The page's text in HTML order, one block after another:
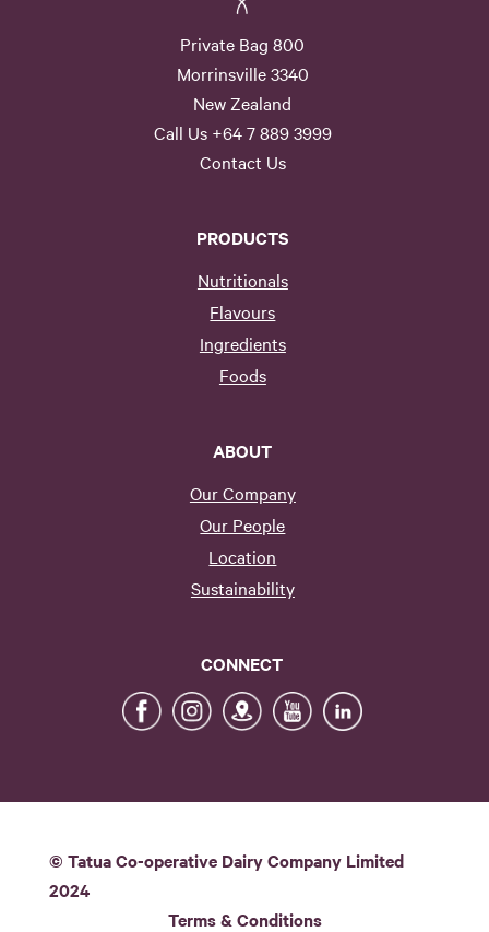
Private Bag 800
Morrinsville 3340
New Zealand
Call Us +64 7 889 3999
Contact Us
PRODUCTS
Nutritionals
Flavours
Ingredients
Foods
ABOUT
Our Company
Our People
Location
Sustainability
CONNECT
© Tatua Co-operative Dairy Company Limited
2024
Terms & Conditions